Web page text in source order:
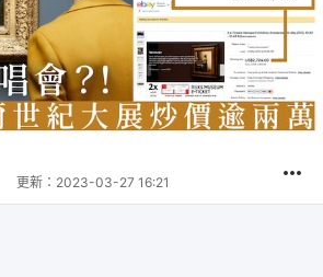
更新： 2023-03-27 16:21